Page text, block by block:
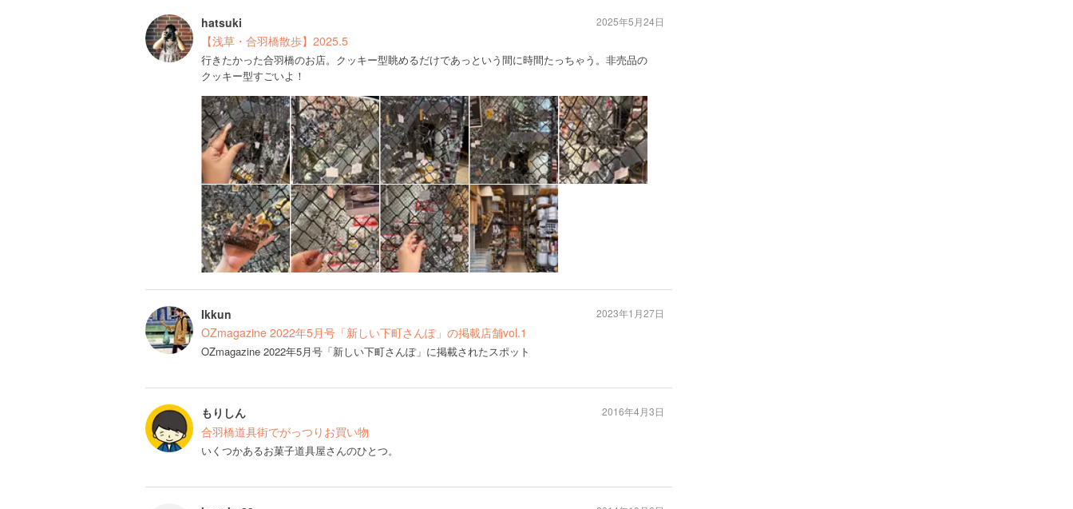
hatsuki
【浅草・合羽橋散歩】2025.5
行きたかった合羽橋のお店。クッキー型眺めるだけであっという間に時間たっちゃう。非売品の
クッキー型すごいよ！
2025年5月24日
Ikkun
OZmagazine 2022年5月号「新しい下町さんぽ」の掲載店舗vol.1
OZmagazine 2022年5月号「新しい下町さんぽ」に掲載されたスポット
2023年1月27日
もりしん
合羽橋道具街でがっつりお買い物
いくつかあるお菓子道具屋さんのひとつ。
2016年4月3日